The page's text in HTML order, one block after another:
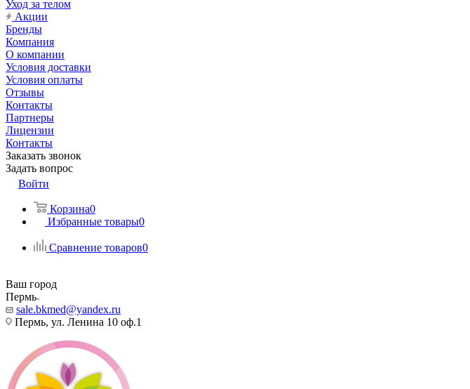
Уход за телом
Акции
Бренды
Компания
О компании
Условия доставки
Условия оплаты
Отзывы
Контакты
Партнеры
Лицензии
Контакты
Заказать звонок
Задать вопрос
Войти
Корзина0
Избранные товары0
Сравнение товаров0
Ваш город
Пермь
sale.bkmed@yandex.ru
Пермь, ул. Ленина 10 оф.1